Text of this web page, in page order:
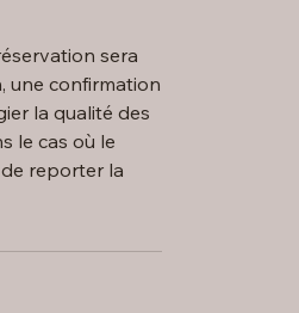
sera
une confirmation
la qualité des
le cas où le
reporter la